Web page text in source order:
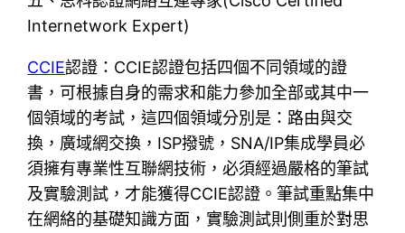
Internetwork Expert)
CCIE認證：CCIE認證包括四個不同領域的證
書，可根據自身的需求和能力參加全部或其中一
個領域的考試，這四個領域分別是：路由與交
換，廣域網交換，ISP撥號，SNA/IP集成學員必
須擁有專業性互聯網技術，必須經過嚴格的筆試
及實驗測試，才能獲得CCIE認證。筆試重點集中
在網絡的基礎知識方面，實驗測試則側重於對思